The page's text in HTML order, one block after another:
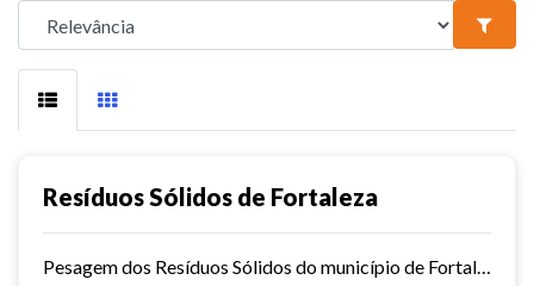
Resíduos Sólidos de Fortaleza